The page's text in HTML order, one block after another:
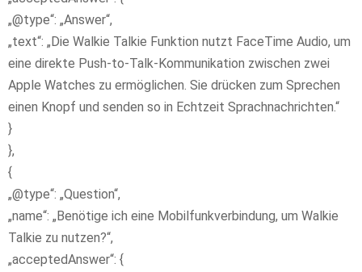
„@type“: „Answer“,
„text“: „Die Walkie Talkie Funktion nutzt FaceTime Audio, um
eine direkte Push-to-Talk-Kommunikation zwischen zwei
Apple Watches zu ermöglichen. Sie drücken zum Sprechen
einen Knopf und senden so in Echtzeit Sprachnachrichten.“
}
},
{
„@type“: „Question“,
„name“: „Benötige ich eine Mobilfunkverbindung, um Walkie
Talkie zu nutzen?“,
„acceptedAnswer“: {